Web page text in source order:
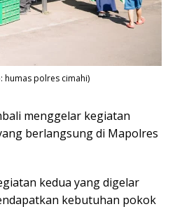
humas polres cimahi)
menggelar kegiatan
berlangsung di Mapolres
kedua yang digelar
kebutuhan pokok